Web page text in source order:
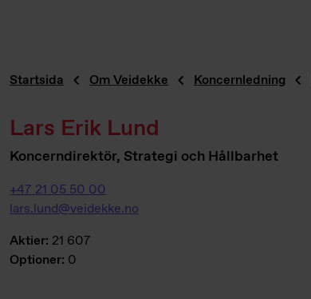
Startsida Om Veidekke Koncernledning
Lars Erik Lund
Koncerndirektör, Strategi och Hållbarhet
+47 21 05 50 00
lars.lund@veidekke.no
Aktier: 21 607
Optioner: 0